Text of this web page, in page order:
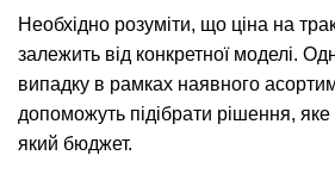
Необхідно розуміти, що ціна на
залежить від конкретної моделі.
випадку в рамках наявного
допоможуть підібрати рішення,
який бюджет.